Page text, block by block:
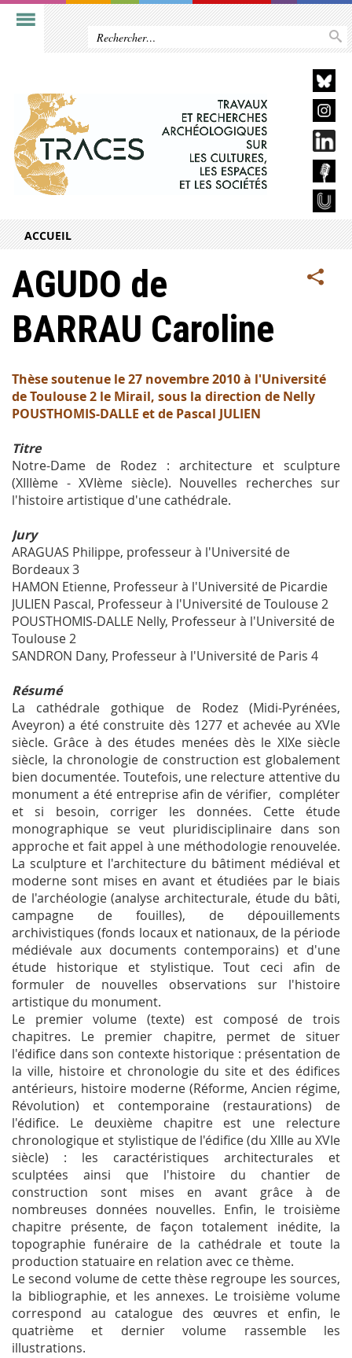
ACCUEIL
AGUDO de
BARRAU Caroline
Thèse soutenue le 27 novembre 2010 à l'Université
de Toulouse 2 le Mirail, sous la direction de Nelly
POUSTHOMIS-DALLE et de Pascal JULIEN
Titre
Notre-Dame de Rodez : architecture et sculpture
(XIIIème - XVIème siècle). Nouvelles recherches sur
l'histoire artistique d'une cathédrale.
Jury
ARAGUAS Philippe, professeur à l'Université de
Bordeaux 3
HAMON Etienne, Professeur à l'Université de Picardie
JULIEN Pascal, Professeur à l'Université de Toulouse 2
POUSTHOMIS-DALLE Nelly, Professeur à l'Université de
Toulouse 2
SANDRON Dany, Professeur à l'Université de Paris 4
Résumé
La cathédrale gothique de Rodez (Midi-Pyrénées,
Aveyron) a été construite dès 1277 et achevée au XVIe
siècle. Grâce à des études menées dès le XIXe siècle
siècle, la chronologie de construction est globalement
bien documentée. Toutefois, une relecture attentive du
monument a été entreprise afin de vérifier, compléter
et si besoin, corriger les données. Cette étude
monographique se veut pluridisciplinaire dans son
approche et fait appel à une méthodologie renouvelée.
La sculpture et l'architecture du bâtiment médiéval et
moderne sont mises en avant et étudiées par le biais
de l'archéologie (analyse architecturale, étude du bâti,
campagne de fouilles), de dépouillements
archivistiques (fonds locaux et nationaux, de la période
médiévale aux documents contemporains) et d'une
étude historique et stylistique. Tout ceci afin de
formuler de nouvelles observations sur l'histoire
artistique du monument.
Le premier volume (texte) est composé de trois
chapitres. Le premier chapitre, permet de situer
l'édifice dans son contexte historique : présentation de
la ville, histoire et chronologie du site et des édifices
antérieurs, histoire moderne (Réforme, Ancien régime,
Révolution) et contemporaine (restaurations) de
l'édifice. Le deuxième chapitre est une relecture
chronologique et stylistique de l'édifice (du XIIIe au XVIe
siècle) : les caractéristiques architecturales et
sculptées ainsi que l'histoire du chantier de
construction sont mises en avant grâce à de
nombreuses données nouvelles. Enfin, le troisième
chapitre présente, de façon totalement inédite, la
topographie funéraire de la cathédrale et toute la
production statuaire en relation avec ce thème.
Le second volume de cette thèse regroupe les sources,
la bibliographie, et les annexes. Le troisième volume
correspond au catalogue des œuvres et enfin, le
quatrième et dernier volume rassemble les
illustrations.